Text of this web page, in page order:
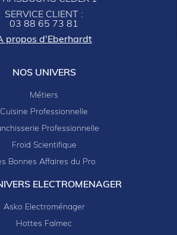
SERVICE CLIENT :
03 88 65 73 81
propos d'Eberhardt
NOS UNIVERS
Métiers
Cuisine Professionnelle
Professionnelle
Froid Scientifique
Bonnes Affaires du Pro
ELECTROMENAGER
Asko Electroménager
Hottes Falmec